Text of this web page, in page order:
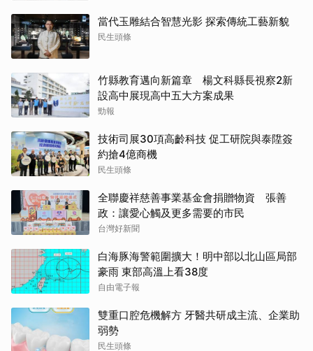
當代玉雕結合智慧光影 探索傳統工藝新貌
民生頭條
竹縣教育邁向新篇章 楊文科縣長視察2新
設高中展現高中五大方案成果
勁報
技術司展30項高齡科技 促工研院與泰陞簽
約搶4億商機
民生頭條
全聯慶祥慈善事業基金會捐贈物資 張善
政：讓愛心觸及更多需要的市民
台灣好新聞
白海豚海警範圍擴大！明中部以北山區局部
豪雨 東部高溫上看38度
自由電子報
雙重口腔危機解方 牙醫共研成主流、企業助
弱勢
民生頭條